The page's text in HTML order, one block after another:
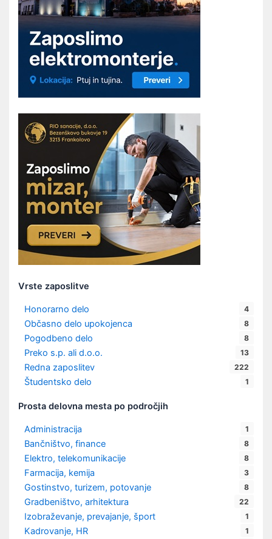
Vrste zaposlitve
Honorarno delo 4
Občasno delo upokojenca 8
Pogodbeno delo 8
Preko s.p. ali d.o.o. 13
Redna zaposlitev 222
Študentsko delo 1
Prosta delovna mesta po področjih
Administracija 1
Bančništvo, finance 8
Elektro, telekomunikacije 8
Farmacija, kemija 3
Gostinstvo, turizem, potovanje 8
Gradbeništvo, arhitektura 22
Izobraževanje, prevajanje, šport 1
Kadrovanje, HR 1